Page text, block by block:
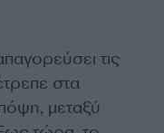
τις
στα
μεταξύ